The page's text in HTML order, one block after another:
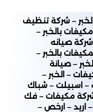
– شركة تنظيف
بالخبر –
صيانه
بالخبر –
– صيانة
– الخبر –
– اسبيلت – شباك
مكيفات – فك
اريد – ارخص –